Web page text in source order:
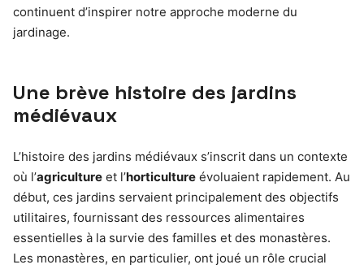
continuent d’inspirer notre approche moderne du
jardinage.
Une brève histoire des jardins
médiévaux
L’histoire des jardins médiévaux s’inscrit dans un contexte
où l’agriculture et l’horticulture évoluaient rapidement. Au
début, ces jardins servaient principalement des objectifs
utilitaires, fournissant des ressources alimentaires
essentielles à la survie des familles et des monastères.
Les monastères, en particulier, ont joué un rôle crucial